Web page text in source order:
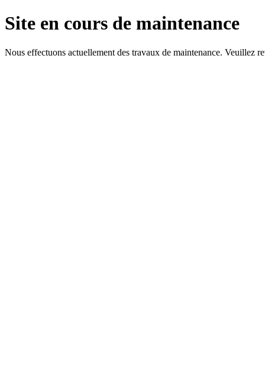
Site en cours de maintenance
Nous effectuons actuellement des travaux de maintenance. Veuillez